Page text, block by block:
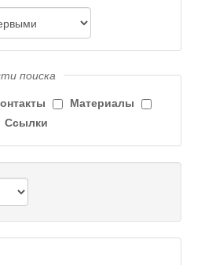
поиска
Материалы
Ссылки